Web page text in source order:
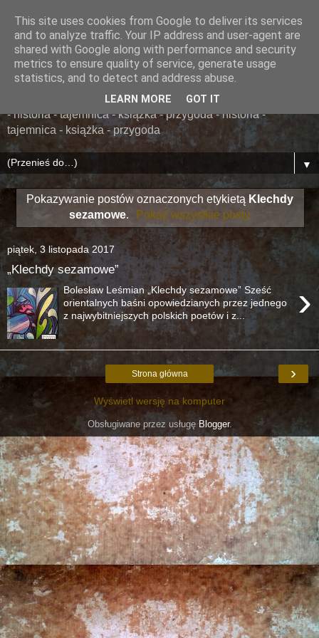
......... ZAPOMNIANA
BIBLIOTEKA ........
książka - przygoda - historia - tajemnica - książka - przygoda
- historia - tajemnica - książka - przygoda - historia -
tajemnica - książka - przygoda
▼
Pokazywanie postów oznaczonych etykietą Klechdy
sezamowe. Pokaż wszystkie posty
piątek, 3 listopada 2017
„Klechdy sezamowe”
›
Bolesław Leśmian „Klechdy sezamowe” Sześć
orientalnych baśni opowiedzianych przez jednego
z najwybitniejszych polskich poetów i z...
›
Strona główna
Wyświetl wersję na komputer
Obsługiwane przez usługęBlogger.
This site uses cookies from Google to deliver its services
and to analyze traffic. Your IP address and user-agent are
shared with Google along with performance and security
metrics to ensure quality of service, generate usage
statistics, and to detect and address abuse.
LEARN MORE GOT IT